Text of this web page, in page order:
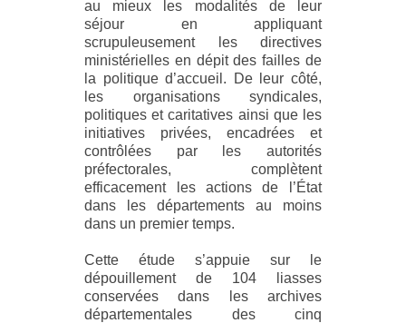
au mieux les modalités de leur
séjour en appliquant
scrupuleusement les directives
ministérielles en dépit des failles de
la politique d’accueil. De leur côté,
les organisations syndicales,
politiques et caritatives ainsi que les
initiatives privées, encadrées et
contrôlées par les autorités
préfectorales, complètent
efficacement les actions de l’État
dans les départements au moins
dans un premier temps.
Cette étude s’appuie sur le
dépouillement de 104 liasses
conservées dans les archives
départementales des cinq